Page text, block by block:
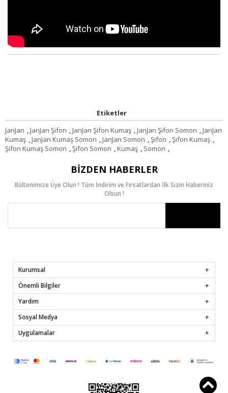
Etiketler
JanJan ,JanJan Şifon ,JanJan Şifon Kumaş ,JanJan Şifon Somon ,JanJan
Kumaş ,JanJan Kumaş Somon ,JanJan Somon ,Şifon ,Şifon Kumaş ,
Şifon Kumaş Somon ,Şifon Somon ,Kumaş , Somon ,
BIZDEN HABERLER
Bültenimize Üye Olun ! Tüm İndirim ve Fırsatlardan İlk Sizin Haberiniz
Olsun !
Kurumsal
Önemli Bilgiler
Yardım
Sosyal Medya
Uygulamalar